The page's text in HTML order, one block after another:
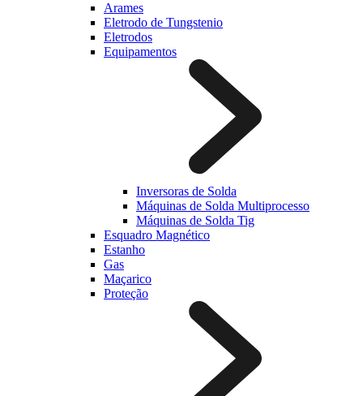
Arames
Eletrodo de Tungstenio
Eletrodos
Equipamentos
Inversoras de Solda
Máquinas de Solda Multiprocesso
Máquinas de Solda Tig
Esquadro Magnético
Estanho
Gas
Maçarico
Proteção